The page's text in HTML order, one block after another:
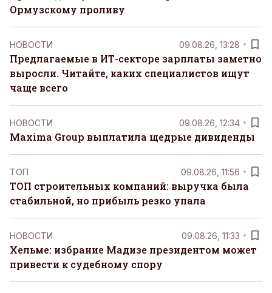
Ормузскому проливу
НОВОСТИ 09.08.26, 13:28
Предлагаемые в ИТ-секторе зарплаты заметно
выросли. Читайте, каких специалистов ищут
чаще всего
НОВОСТИ 09.08.26, 12:34
Maxima Group выплатила щедрые дивиденды
ТОП 09.08.26, 11:56
ТОП строительных компаний: выручка была
стабильной, но прибыль резко упала
НОВОСТИ 09.08.26, 11:33
Хельме: избрание Мадизе президентом может
привести к судебному спору